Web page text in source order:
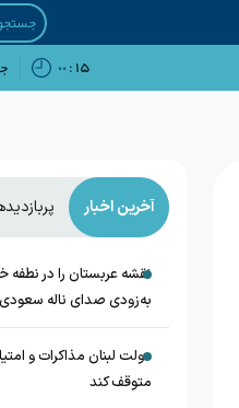
۱۵ : ۰۰
آخرین اخبار
نقشه عربستان را در نطفه
به‌زودی صدای ناله
دولت لبنان مذاکرات و
متوقف کند